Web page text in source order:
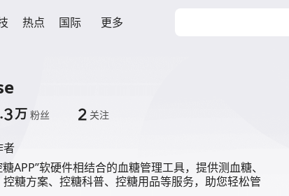
热点 国际 更多
万 粉丝 2 关注
者
APP”软硬件相结合的血糖管理工具，提供测血糖、
糖方案、控糖科普、控糖用品等服务，助您轻松管